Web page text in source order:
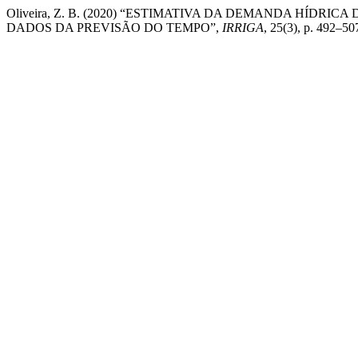
Oliveira, Z. B. (2020) “ESTIMATIVA DA DEMANDA
DADOS DA PREVISÃO DO TEMPO”, IRRIGA, 25(3), p.